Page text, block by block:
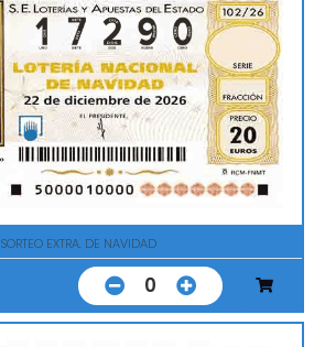
SORTEO EXTRA. DE NAVIDAD
0